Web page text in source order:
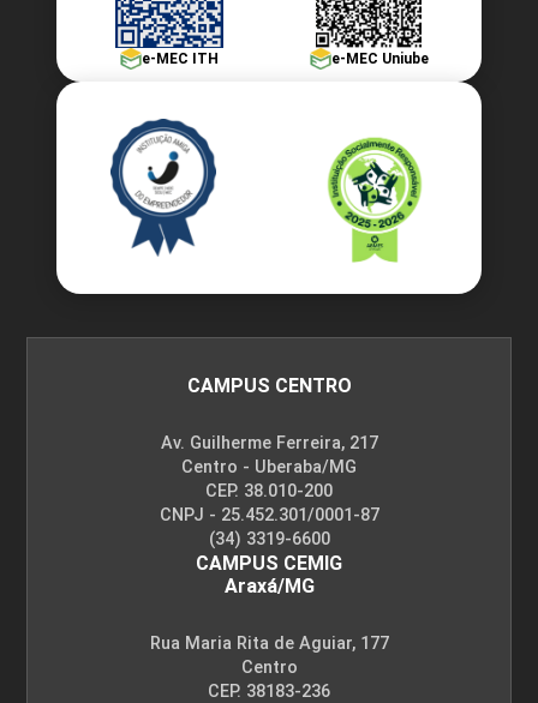
e-MEC ITH e-MEC Uniube
CAMPUS CENTRO
Av. Guilherme Ferreira, 217
Centro - Uberaba/MG
CEP. 38.010-200
CNPJ - 25.452.301/0001-87
(34) 3319-6600
CAMPUS CEMIG
Araxá/MG
Rua Maria Rita de Aguiar, 177
Centro
CEP. 38183-236